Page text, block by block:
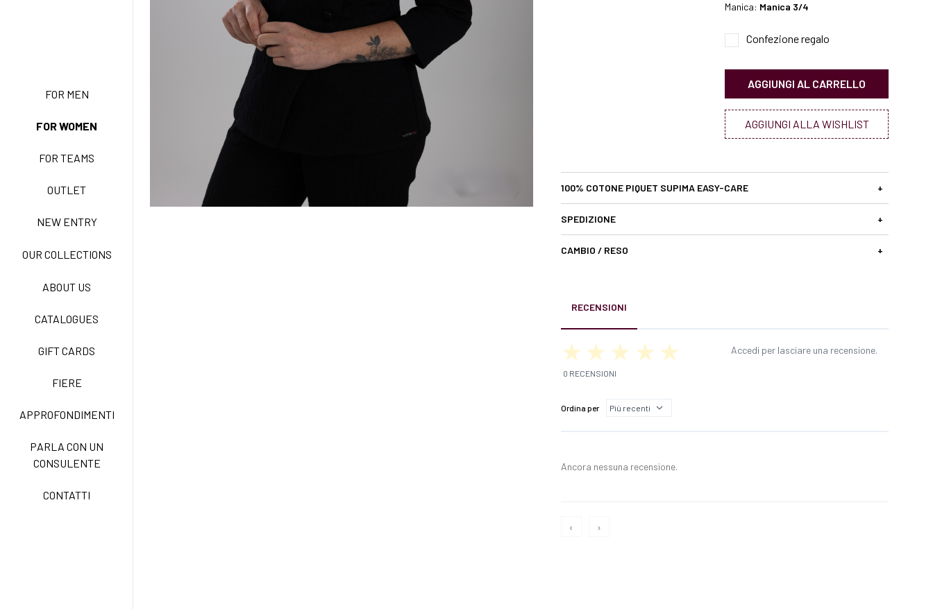
FOR MEN
FOR WOMEN
FOR TEAMS
OUTLET
NEW ENTRY
OUR COLLECTIONS
ABOUT US
CATALOGUES
GIFT CARDS
FIERE
APPROFONDIMENTI
PARLA CON UN
CONSULENTE
CONTATTI
NEW LIFE NO STIRO
TECNOSTRETCH EASY
Manica: Manica 3/4
Confezione regalo
AGGIUNGI AL CARRELLO
AGGIUNGI ALLA WISHLIST
100% COTONE PIQUET SUPIMA EASY-CARE +
SPEDIZIONE +
CAMBIO / RESO +
RECENSIONI
0 RECENSIONI
Accedi per lasciare una recensione.
Ordina per
Ancora nessuna recensione.
‹ ›